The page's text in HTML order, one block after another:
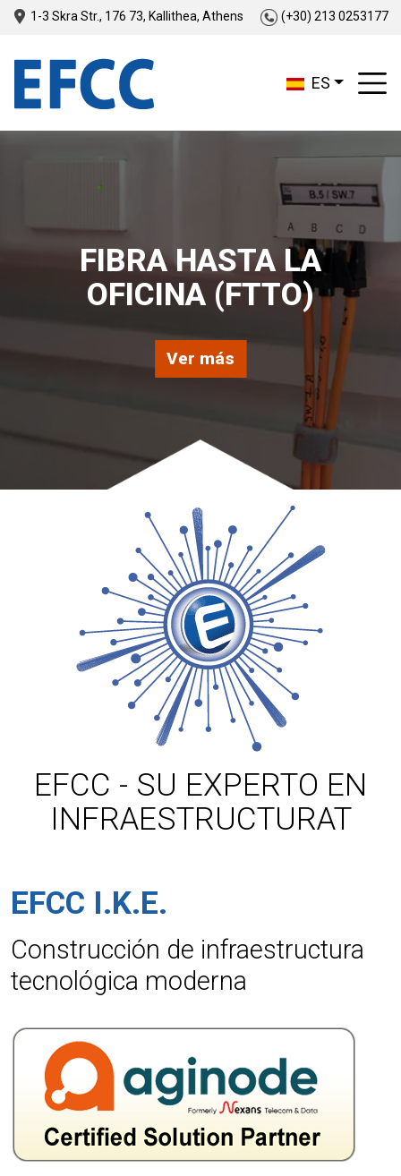
1-3 Skra Str., 176 73, Kallithea, Athens (+30) 213 0253177
ES
FIBRA HASTA LA
OFICINA (FTTO)
Ver más
EFCC - SU EXPERTO EN
INFRAESTRUCTURAT
EFCC I.K.E.
Construcción de infraestructura
tecnológica moderna